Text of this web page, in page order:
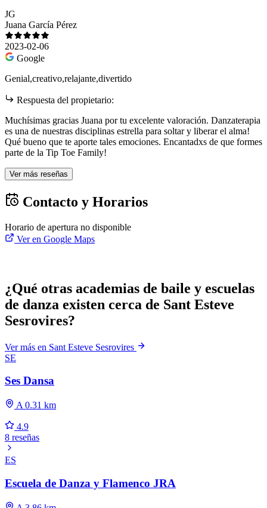
JG
Juana García Pérez
2023-02-06
Google
Genial,creativo,relajante,divertido
Respuesta del propietario:
Muchísimas gracias Juana por tu excelente valoración. Danzaterapia
es una de nuestras disciplinas estrella para soltar y liberar el alma!
Qué bueno que te aporte tales emociones. Encantadxs de que formes
parte de la Tip Toe Family!
Ver más reseñas
Contacto y Horarios
Horario de apertura no disponible
Ver en Google Maps
¿Qué otras academias de baile y escuelas
de danza existen cerca de Sant Esteve
Sesrovires?
Ver más en Sant Esteve Sesrovires
SE
Ses Dansa
A 0.31 km
4.9
8 reseñas
ES
Escuela de Danza y Flamenco JRA